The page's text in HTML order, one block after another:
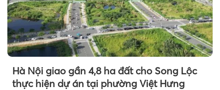
Hà Nội giao gần 4,8 ha đất cho Song Lộc
thực hiện dự án tại phường Việt Hưng